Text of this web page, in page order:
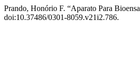
Prando, Honório F. “Aparato Para
doi:10.37486/0301-8059.v21i2.786.